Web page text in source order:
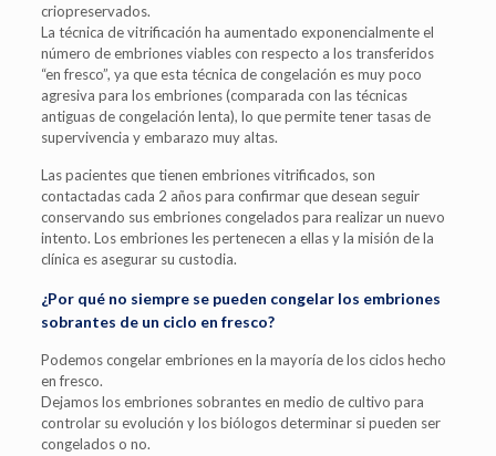
criopreservados.
La técnica de vitrificación ha aumentado exponencialmente el
número de embriones viables con respecto a los transferidos
“en fresco”, ya que esta técnica de congelación es muy poco
agresiva para los embriones (comparada con las técnicas
antiguas de congelación lenta), lo que permite tener tasas de
supervivencia y embarazo muy altas.
Las pacientes que tienen embriones vitrificados, son
contactadas cada 2 años para confirmar que desean seguir
conservando sus embriones congelados para realizar un nuevo
intento. Los embriones les pertenecen a ellas y la misión de la
clínica es asegurar su custodia.
¿Por qué no siempre se pueden congelar los embriones
sobrantes de un ciclo en fresco?
Podemos congelar embriones en la mayoría de los ciclos hecho
en fresco.
Dejamos los embriones sobrantes en medio de cultivo para
controlar su evolución y los biólogos determinar si pueden ser
congelados o no.